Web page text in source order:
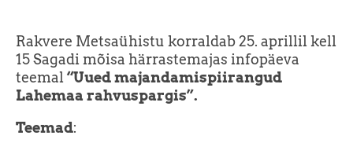
Rakvere Metsaühistu korraldab 25. aprillil kell
15 Sagadi mõisa härrastemajas infopäeva
teemal “Uued majandamispiirangud
Lahemaa rahvuspargis”.
Teemad: